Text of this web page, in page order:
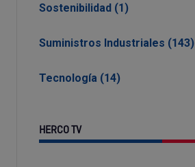
Sostenibilidad (1)
Suministros Industriales (143)
Tecnología (14)
HERCO TV